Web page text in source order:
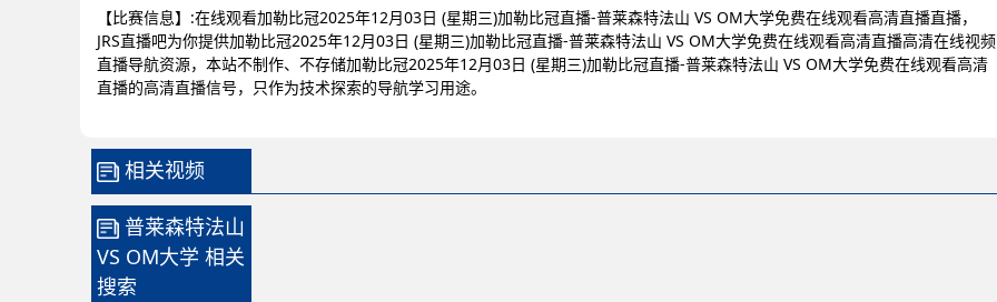
【比赛信息】:在线观看加勒比冠2025年12月03日 (星期三)加勒比冠直播-普莱森特法山 VS OM大学免费在线观看高清直播直播，
JRS直播吧为你提供加勒比冠2025年12月03日 (星期三)加勒比冠直播-普莱森特法山 VS OM大学免费在线观看高清直播高清在线视频
直播导航资源，本站不制作、不存储加勒比冠2025年12月03日 (星期三)加勒比冠直播-普莱森特法山 VS OM大学免费在线观看高清
直播的高清直播信号，只作为技术探索的导航学习用途。
相关视频
普莱森特法山
VS OM大学 相关
搜索